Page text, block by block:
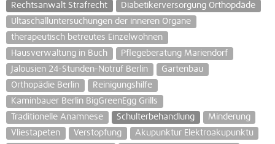
Rechtsanwalt Strafrecht
Diabetikerversorgung Orthopdäde
Ultaschalluntersuchungen der inneren Organe
therapeutisch betreutes Einzelwohnen
Hausverwaltung in Buch
Pflegeberatung Mariendorf
Jalousien 24-Stunden-Notruf Berlin
Gartenbau
Orthopädie Berlin
Reinigungshilfe
Kaminbauer Berlin BigGreenEgg Grills
Traditionelle Anamnese
Schulterbehandlung
Minderung
Vliestapeten
Verstopfung
Akupunktur Elektroakupunktu